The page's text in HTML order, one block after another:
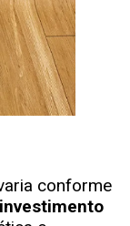
conforme
investimento